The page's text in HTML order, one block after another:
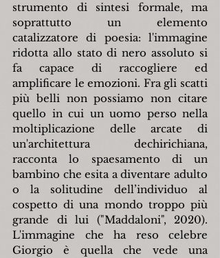
strumento di sintesi formale, ma
soprattutto un elemento
catalizzatore di poesia: l'immagine
ridotta allo stato di nero assoluto si
fa capace di raccogliere ed
amplificare le emozioni. Fra gli scatti
più belli non possiamo non citare
quello in cui un uomo perso nella
moltiplicazione delle arcate di
un'architettura dechirichiana,
racconta lo spaesamento di un
bambino che esita a diventare adulto
o la solitudine dell’individuo al
cospetto di una mondo troppo più
grande di lui ("Maddaloni", 2020).
L'immagine che ha reso celebre
Giorgio è quella che vede una